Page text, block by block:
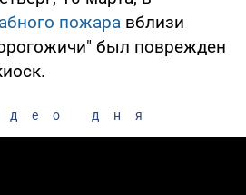
пожара вблизи
был поврежден
дня